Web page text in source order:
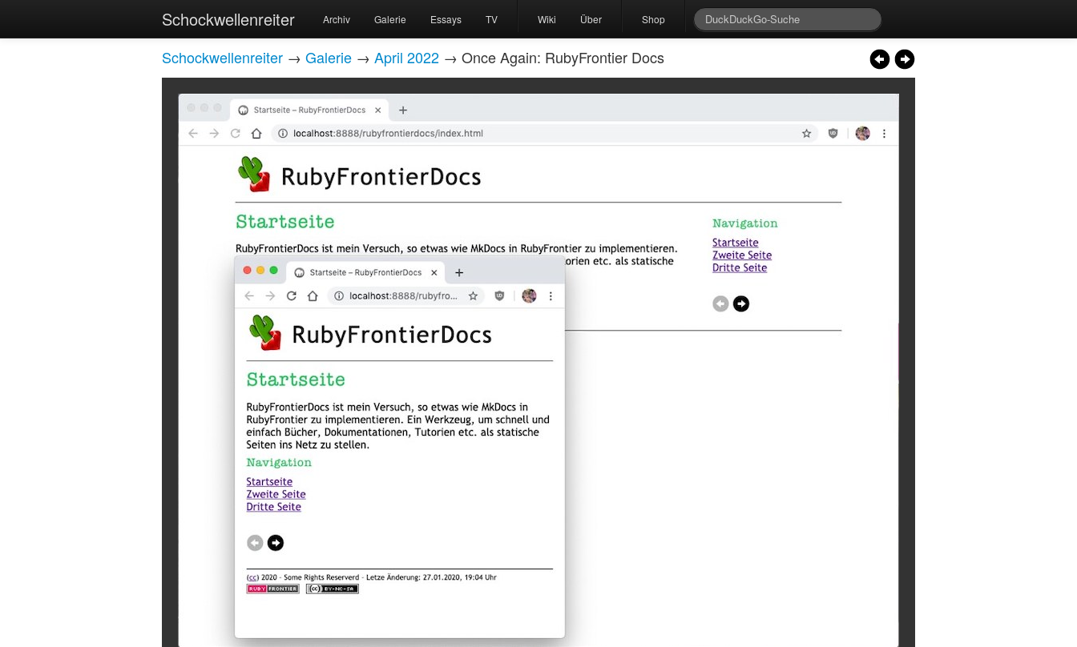
Schockwellenreiter Archiv Galerie Essays TV Wiki Über Shop
Schockwellenreiter → Galerie → April 2022 → Once Again: RubyFrontier Docs